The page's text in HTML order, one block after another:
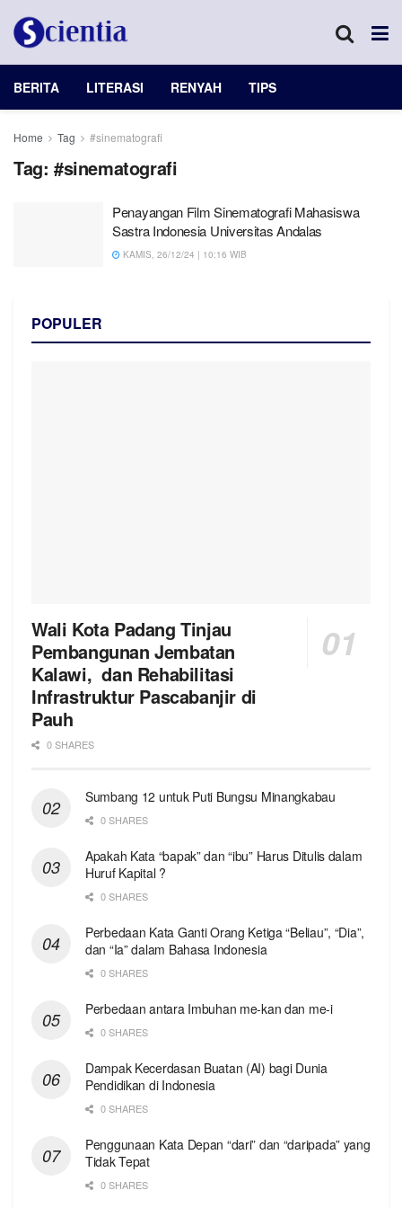
BERITA LITERASI RENYAH TIPS
Home Tag #sinematografi
Tag: #sinematografi
Penayangan Film Sinematografi Mahasiswa
Sastra Indonesia Universitas Andalas
KAMIS, 26/12/24 | 10:16 WIB
POPULER
Wali Kota Padang Tinjau
Pembangunan Jembatan
Kalawi, dan Rehabilitasi
Infrastruktur Pascabanjir di
Pauh
0 SHARES
Sumbang 12 untuk Puti Bungsu Minangkabau
0 SHARES
Apakah Kata “bapak” dan “ibu” Harus Ditulis dalam
Huruf Kapital ?
0 SHARES
Perbedaan Kata Ganti Orang Ketiga “Beliau”, “Dia”,
dan “Ia” dalam Bahasa Indonesia
0 SHARES
Perbedaan antara Imbuhan me-kan dan me-i
0 SHARES
Dampak Kecerdasan Buatan (AI) bagi Dunia
Pendidikan di Indonesia
0 SHARES
Penggunaan Kata Depan “dari” dan “daripada” yang
Tidak Tepat
0 SHARES